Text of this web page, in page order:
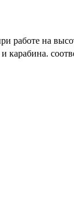
работе на